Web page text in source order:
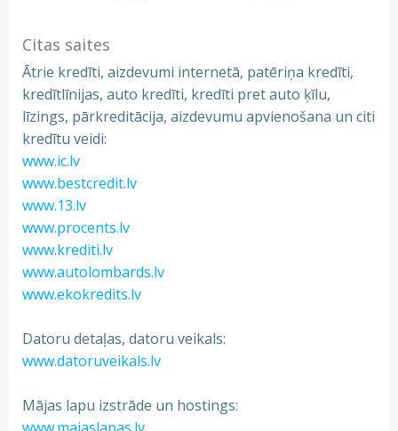
Citas saites
Ātrie kredīti, aizdevumi internetā, patēriņa kredīti,
kredītlīnijas, auto kredīti, kredīti pret auto ķīlu,
līzings, pārkreditācija, aizdevumu apvienošana un citi
kredītu veidi:
www.ic.lv
www.bestcredit.lv
www.13.lv
www.procents.lv
www.krediti.lv
www.autolombards.lv
www.ekokredits.lv
Datoru detaļas, datoru veikals:
www.datoruveikals.lv
Mājas lapu izstrāde un hostings: